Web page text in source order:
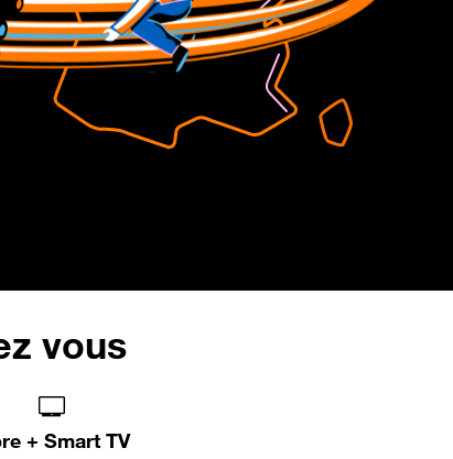
vous
+ Smart TV